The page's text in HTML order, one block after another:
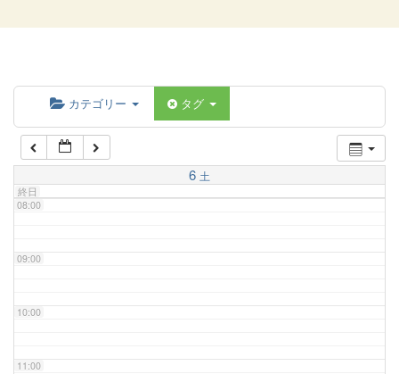
カテゴリー タグ
6 土
終日
07:00
08:00
09:00
10:00
11:00